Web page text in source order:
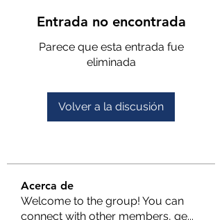
Entrada no encontrada
Parece que esta entrada fue
eliminada
Volver a la discusión
Acerca de
Welcome to the group! You can
connect with other members, ge...